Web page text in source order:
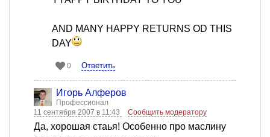
AND MANY HAPPY RETURNS OD THIS
DAY
0 Ответить
Игорь Алферов
Профессионал
11 сентября 2007 в 11:43
Сообщить модератору
Да, хорошая стаья! Особенно про маслину